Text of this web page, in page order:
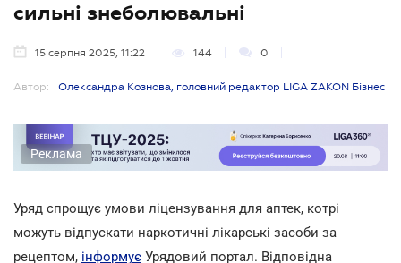
сильні знеболювальні
15 серпня 2025, 11:22 144 0
Автор: Олександра Кознова, головний редактор LIGA ZAKON Бізнес
Реклама
Уряд спрощує умови ліцензування для аптек, котрі
можуть відпускати наркотичні лікарські засоби за
рецептом, інформує Урядовий портал. Відповідна